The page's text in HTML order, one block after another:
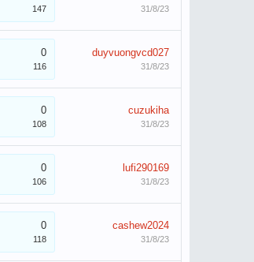
147 31/8/23
0
116
duyvuongvcd027
31/8/23
0
108
cuzukiha
31/8/23
0
106
lufi290169
31/8/23
0
118
cashew2024
31/8/23